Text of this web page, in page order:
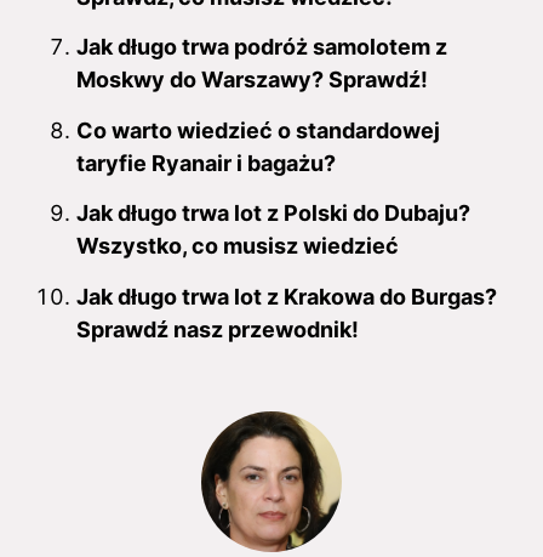
Jak długo trwa podróż samolotem z
Moskwy do Warszawy? Sprawdź!
Co warto wiedzieć o standardowej
taryfie Ryanair i bagażu?
Jak długo trwa lot z Polski do Dubaju?
Wszystko, co musisz wiedzieć
Jak długo trwa lot z Krakowa do Burgas?
Sprawdź nasz przewodnik!